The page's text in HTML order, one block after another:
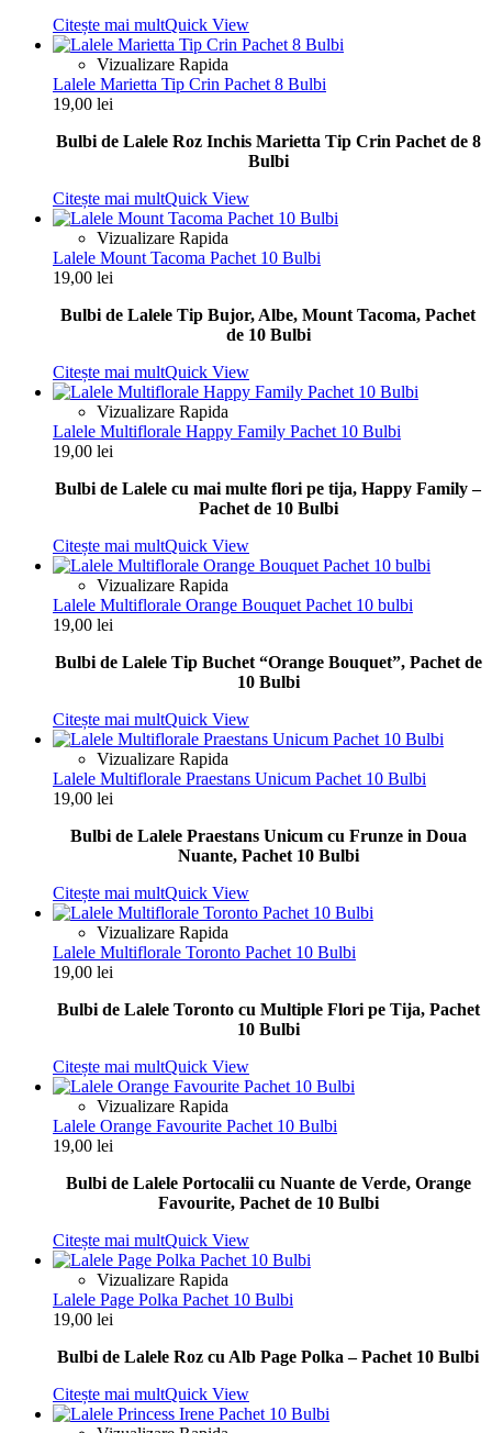
Citește mai multQuick View
Vizualizare Rapida
Lalele Marietta Tip Crin Pachet 8 Bulbi
19,00 lei
Bulbi de Lalele Roz Inchis Marietta Tip Crin Pachet de 8
Bulbi
Citește mai multQuick View
Vizualizare Rapida
Lalele Mount Tacoma Pachet 10 Bulbi
19,00 lei
Bulbi de Lalele Tip Bujor, Albe, Mount Tacoma, Pachet
de 10 Bulbi
Citește mai multQuick View
Vizualizare Rapida
Lalele Multiflorale Happy Family Pachet 10 Bulbi
19,00 lei
Bulbi de Lalele cu mai multe flori pe tija, Happy Family –
Pachet de 10 Bulbi
Citește mai multQuick View
Vizualizare Rapida
Lalele Multiflorale Orange Bouquet Pachet 10 bulbi
19,00 lei
Bulbi de Lalele Tip Buchet “Orange Bouquet”, Pachet de
10 Bulbi
Citește mai multQuick View
Vizualizare Rapida
Lalele Multiflorale Praestans Unicum Pachet 10 Bulbi
19,00 lei
Bulbi de Lalele Praestans Unicum cu Frunze in Doua
Nuante, Pachet 10 Bulbi
Citește mai multQuick View
Vizualizare Rapida
Lalele Multiflorale Toronto Pachet 10 Bulbi
19,00 lei
Bulbi de Lalele Toronto cu Multiple Flori pe Tija, Pachet
10 Bulbi
Citește mai multQuick View
Vizualizare Rapida
Lalele Orange Favourite Pachet 10 Bulbi
19,00 lei
Bulbi de Lalele Portocalii cu Nuante de Verde, Orange
Favourite, Pachet de 10 Bulbi
Citește mai multQuick View
Vizualizare Rapida
Lalele Page Polka Pachet 10 Bulbi
19,00 lei
Bulbi de Lalele Roz cu Alb Page Polka – Pachet 10 Bulbi
Citește mai multQuick View